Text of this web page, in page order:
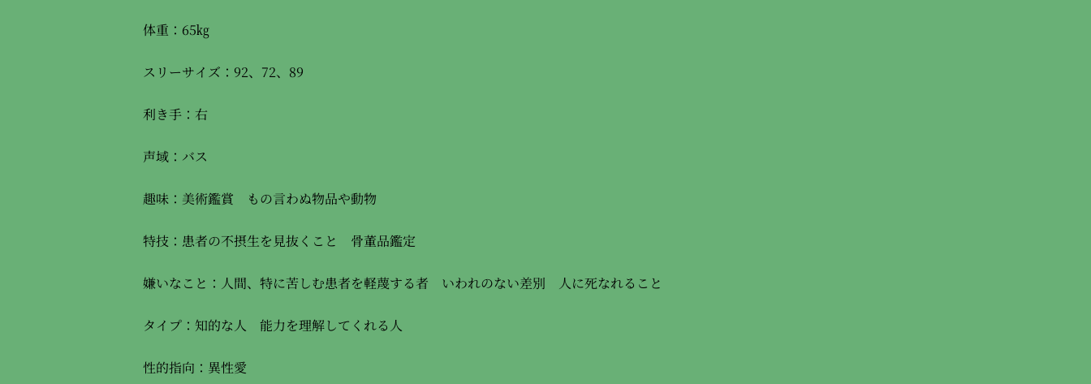
体重：65㎏
スリーサイズ：92、72、89
利き手：右
声域：バス
趣味：美術鑑賞 もの言わぬ物品や動物
特技：患者の不摂生を見抜くこと 骨董品鑑定
嫌いなこと：人間、特に苦しむ患者を軽蔑する者 いわれのない差別 人に死なれること
タイプ：知的な人 能力を理解してくれる人
性的指向：異性愛